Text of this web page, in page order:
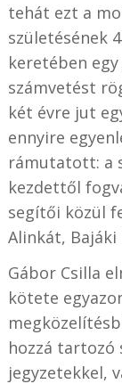
tehát ezt a
születésének
keretében
számvetést
két évre jut
ennyire
rámutatott: a
kezdettől
segítői közül
Alinkát,
Gábor Csilla
kötete
hozzá tartozó
jegyzetekkel,